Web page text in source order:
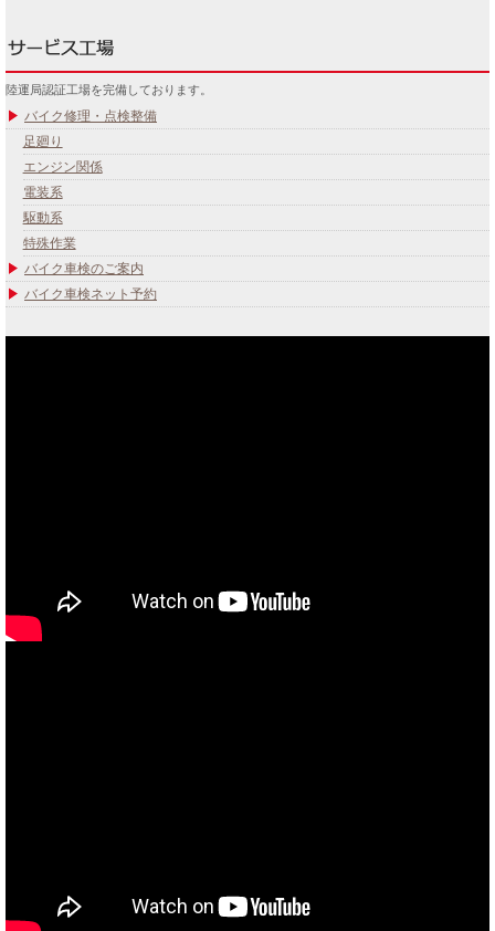
陸運局認証工場を完備しております。
バイク修理・点検整備
足廻り
エンジン関係
電装系
駆動系
特殊作業
バイク車検のご案内
バイク車検ネット予約